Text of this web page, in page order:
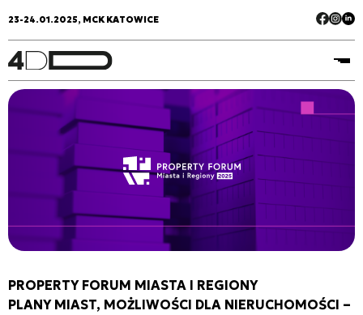
23-24.01.2025, MCK KATOWICE
PROPERTY FORUM MIASTA I REGIONY
PLANY MIAST, MOŻLIWOŚCI DLA NIERUCHOMOŚCI –